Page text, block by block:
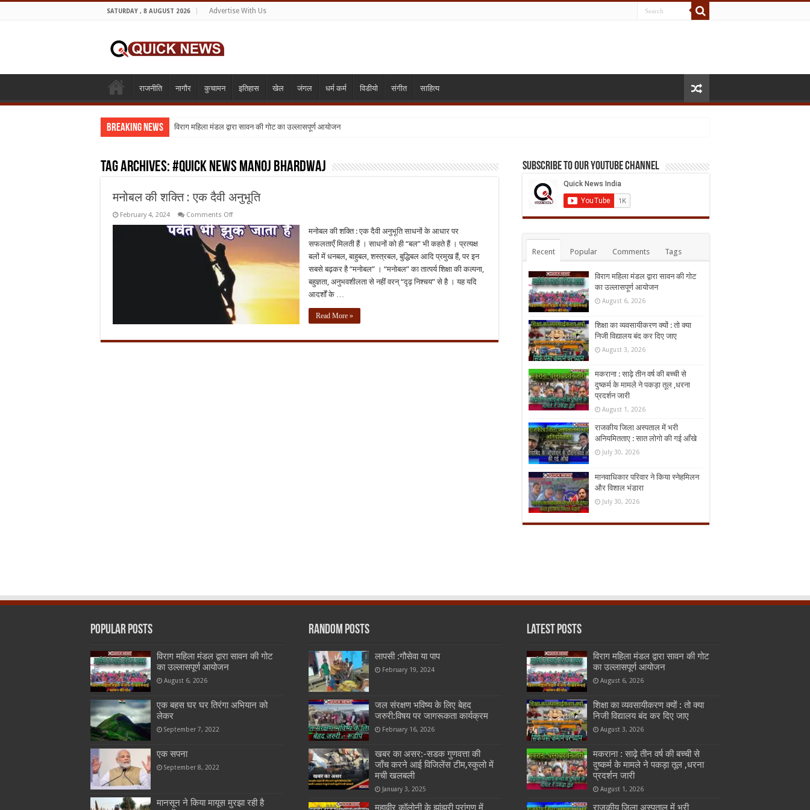
SATURDAY , 8 AUGUST 2026 Advertise With Us
राजनीति नागौर कुचामन इतिहास खेल जंगल धर्म कर्म विडीयो संगीत साहित्य
Breaking News विराग महिला मंडल द्वारा सावन की गोट का उल्लासपूर्ण आयोजन
Tag Archives:#quick news manoj bhardwaj
मनोबल की शक्ति : एक दैवी अनुभूति
February 4, 2024 Comments Offon
की
शक्ति
दैवी
अनुभूति
मनोबल की शक्ति : एक दैवी अनुभूति साधनों के आधार पर
सफलताएँ मिलती हैं । साधनों को ही “बल” भी कहते हैं । प्रत्यक्ष
बलों में धनबल, बाहुबल, शस्त्रबल, बुद्धिबल आदि प्रमुख हैं, पर इन
सबसे बढ़कर है “मनोबल” । “मनोबल” का तात्पर्य शिक्षा की कल्पना,
बहुज्ञता, अनुभवशीलता से नहीं वरन् “दृढ़ निश्चय” से है । यह यदि
आदर्शों के …
Read More »
Subscribe to our Youtube Channel
Recent Popular Comments Tags
विराग महिला मंडल द्वारा सावन की गोट
का उल्लासपूर्ण आयोजन
August 6, 2026
शिक्षा का व्यवसायीकरण क्यों : तो क्या
निजी विद्यालय बंद कर दिए जाए
August 3, 2026
मकराना : साढ़े तीन वर्ष की बच्ची से
दुष्कर्म के मामले ने पकड़ा तूल ,धरना
प्रदर्शन जारी
August 1, 2026
राजकीय जिला अस्पताल में भरी
अनियमितताए : सात लोगो की गई आँखे
July 30, 2026
मानवाधिकार परिवार ने किया स्नेहमिलन
और विशाल भंडारा
July 30, 2026
Popular Posts
विराग महिला मंडल द्वारा सावन की गोट
का उल्लासपूर्ण आयोजन
August 6, 2026
एक बहस घर घर तिरंगा अभियान को
लेकर
September 7, 2022
एक सपना
September 8, 2022
मानसून ने किया मायूस मुरझा रही है
Random Posts
लापसी :गौसेवा या पाप
February 19, 2024
जल संरक्षण भविष्य के लिए बेहद
जरुरी:विषय पर जागरूकता कार्यक्रम
February 16, 2026
खबर का असर:-सडक गुणवत्ता की
जाँच करने आई विजिलेंस टीम,स्कुलो में
मची खलबली
January 3, 2025
महावीर कॉलोनी के झांझरी प्रांगण में
Latest Posts
विराग महिला मंडल द्वारा सावन की गोट
का उल्लासपूर्ण आयोजन
August 6, 2026
शिक्षा का व्यवसायीकरण क्यों : तो क्या
निजी विद्यालय बंद कर दिए जाए
August 3, 2026
मकराना : साढ़े तीन वर्ष की बच्ची से
दुष्कर्म के मामले ने पकड़ा तूल ,धरना
प्रदर्शन जारी
August 1, 2026
राजकीय जिला अस्पताल में भरी